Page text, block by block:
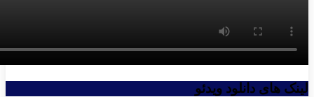
لینک های دانلود ویدئو